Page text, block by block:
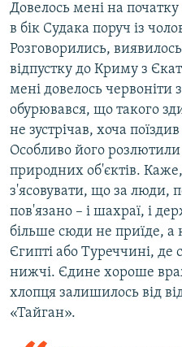
Довелось мені на
в бік Судака поруч із
Розговорились,
відпустку до Криму з
мені довелось
обурювався, що такого
не зустрічав, хоча
Особливо його
природних об'єктів.
з'ясовувати, що за люди,
пов'язано – і шахраї, і
більше сюди не приїде, а
Єгипті або Туреччині, де
нижчі. Єдине хороше
хлопця залишилось від
«Тайган».